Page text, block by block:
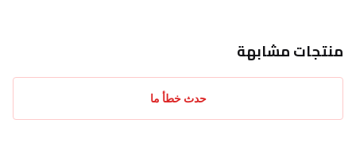
منتجات مشابهة
حدث خطأ ما